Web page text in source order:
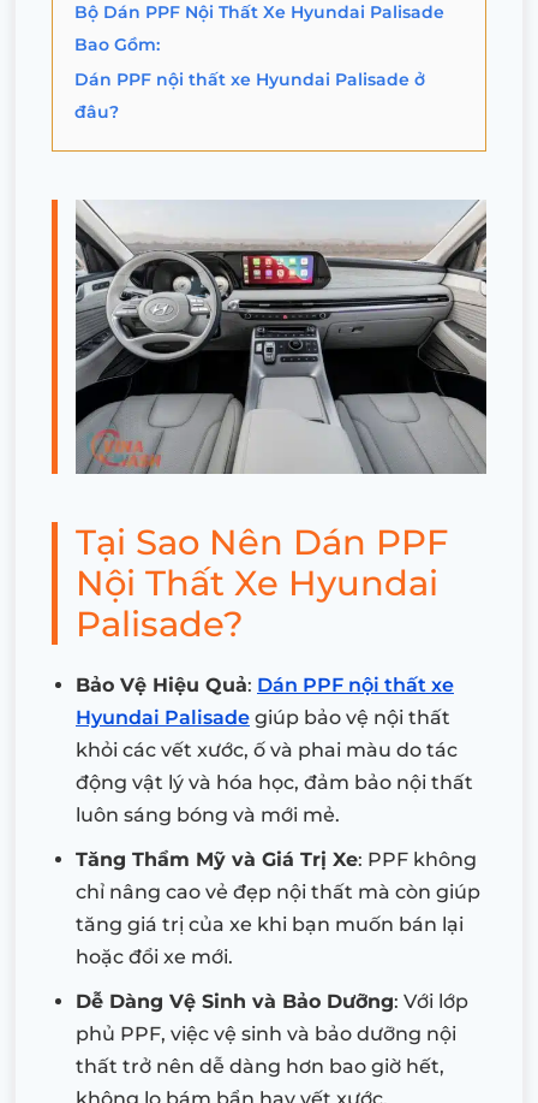
Bộ Dán PPF Nội Thất Xe Hyundai Palisade
Bao Gồm:
Dán PPF nội thất xe Hyundai Palisade ở
đâu?
Tại Sao Nên Dán PPF
Nội Thất Xe Hyundai
Palisade?
Bảo Vệ Hiệu Quả: Dán PPF nội thất xe
Hyundai Palisade giúp bảo vệ nội thất
khỏi các vết xước, ố và phai màu do tác
động vật lý và hóa học, đảm bảo nội thất
luôn sáng bóng và mới mẻ.
Tăng Thẩm Mỹ và Giá Trị Xe: PPF không
chỉ nâng cao vẻ đẹp nội thất mà còn giúp
tăng giá trị của xe khi bạn muốn bán lại
hoặc đổi xe mới.
Dễ Dàng Vệ Sinh và Bảo Dưỡng: Với lớp
phủ PPF, việc vệ sinh và bảo dưỡng nội
thất trở nên dễ dàng hơn bao giờ hết,